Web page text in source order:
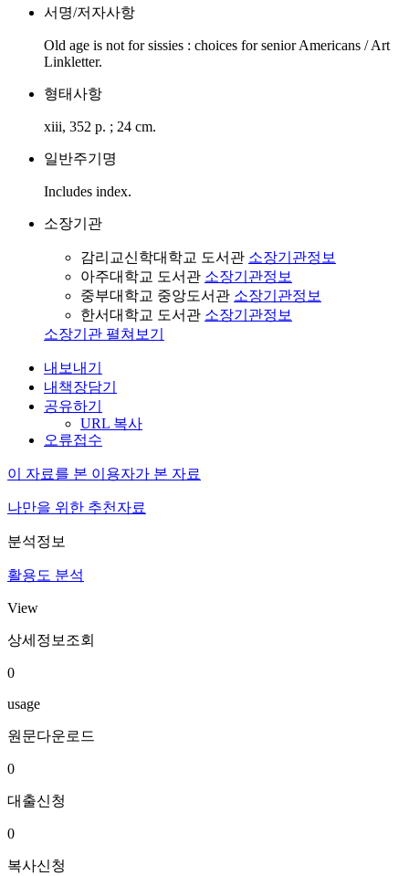
서명/저자사항
Old age is not for sissies : choices for senior Americans / Art
Linkletter.
형태사항
xiii, 352 p. ; 24 cm.
일반주기명
Includes index.
소장기관
감리교신학대학교 도서관 소장기관정보
아주대학교 도서관 소장기관정보
중부대학교 중앙도서관 소장기관정보
한서대학교 도서관 소장기관정보
소장기관 펼쳐보기
내보내기
내책장담기
공유하기
URL 복사
오류접수
이 자료를 본 이용자가 본 자료
나만을 위한 추천자료
분석정보
활용도 분석
View
상세정보조회
0
usage
원문다운로드
0
대출신청
0
복사신청